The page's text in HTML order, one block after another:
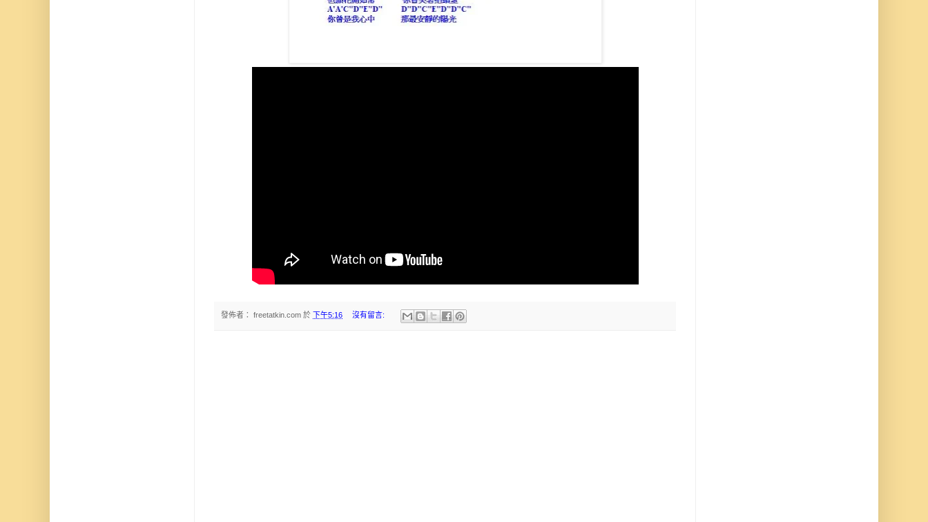
發佈者： freetatkin.com 於 下午5:16 沒有留言: